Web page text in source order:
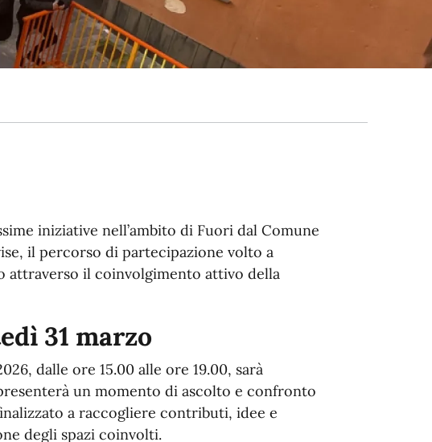
iniziative nell’ambito di Fuori dal Comune
il percorso di partecipazione volto a
attraverso il coinvolgimento attivo della
31 marzo
dalle ore 15.00 alle ore 19.00, sarà
un momento di ascolto e confronto
a raccogliere contributi, idee e
degli spazi coinvolti.